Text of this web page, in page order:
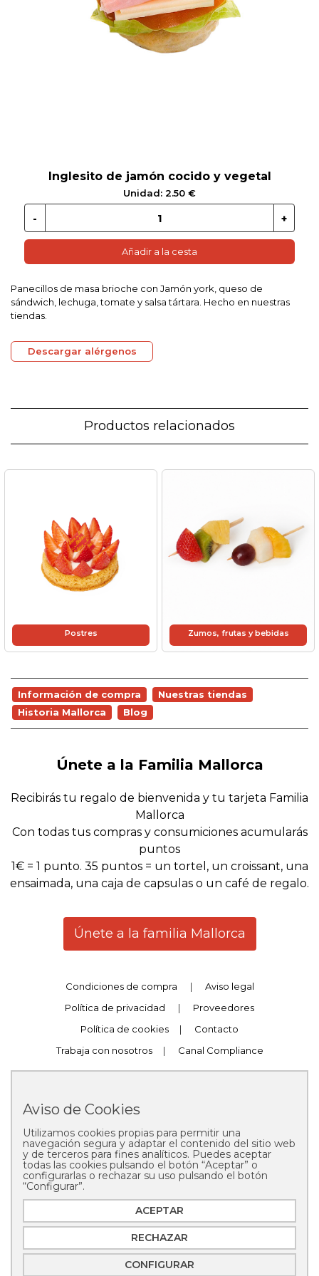
Inglesito de jamón cocido y vegetal
Unidad: 2.50 €
Añadir a la cesta
Panecillos de masa brioche con Jamón york, queso de
sándwich, lechuga, tomate y salsa tártara. Hecho en nuestras
tiendas.
Descargar alérgenos
Productos relacionados
Postres Zumos, frutas y bebidas
Información de compra
Nuestras tiendas
Historia Mallorca
Blog
Únete a la Familia Mallorca
Recibirás tu regalo de bienvenida y tu tarjeta Familia
Mallorca
Con todas tus compras y consumiciones acumularás
puntos
1€ = 1 punto. 35 puntos = un tortel, un croissant, una
ensaimada, una caja de capsulas o un café de regalo.
Únete a la familia Mallorca
Condiciones de compra |
Aviso legal
Política de privacidad
|
Proveedores
Política de cookies
|
Contacto
Trabaja con nosotros
| Canal Compliance
Copyright © 2025 Pastelería Mallorca
Aviso de Cookies
Utilizamos cookies propias para permitir una
navegación segura y adaptar el contenido del sitio web
y de terceros para fines analíticos. Puedes aceptar
todas las cookies pulsando el botón “Aceptar” o
configurarlas o rechazar su uso pulsando el botón
“Configurar”.
ACEPTAR
RECHAZAR
CONFIGURAR